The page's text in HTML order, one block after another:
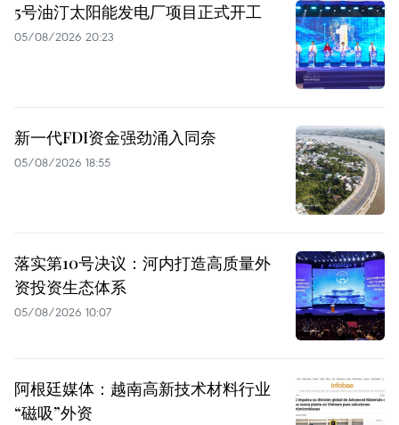
5号油汀太阳能发电厂项目正式开工
05/08/2026 20:23
新一代FDI资金强劲涌入同奈
05/08/2026 18:55
落实第10号决议：河内打造高质量外
资投资生态体系
05/08/2026 10:07
阿根廷媒体：越南高新技术材料行业
“磁吸”外资